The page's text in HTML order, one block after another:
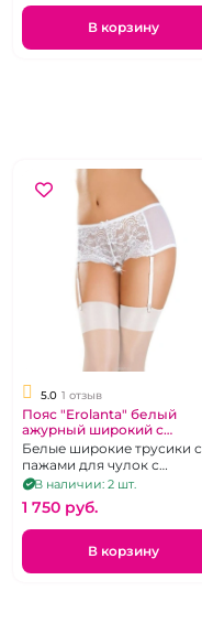
В корзину
5.0 1 отзыв
Пояс "Erolanta" белый
ажурный широкий с
декольте на попке
Белые широкие трусики с
пажами для чулок с
доступом, р. 46-48
В наличии: 2 шт.
1 750 pуб.
В корзину